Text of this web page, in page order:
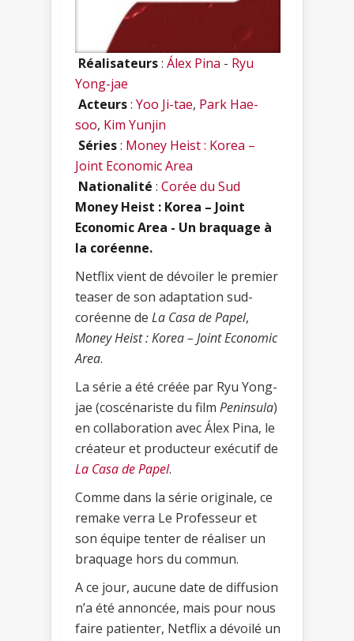
Réalisateurs: Álex Pina - Ryu
Yong-jae
Acteurs: Yoo Ji-tae, Park Hae-
soo, Kim Yunjin
Séries: Money Heist : Korea –
Joint Economic Area
Nationalité : Corée du Sud
Money Heist : Korea – Joint
Economic Area - Un braquage à
la coréenne.
Netflix vient de dévoiler le premier
teaser de son adaptation sud-
coréenne de La Casa de Papel,
Money Heist : Korea – Joint Economic
Area.
La série a été créée par Ryu Yong-
jae (coscénariste du film Peninsula)
en collaboration avec Álex Pina, le
créateur et producteur exécutif de
La Casa de Papel.
Comme dans la série originale, ce
remake verra Le Professeur et
son équipe tenter de réaliser un
braquage hors du commun.
A ce jour, aucune date de diffusion
n’a été annoncée, mais pour nous
faire patienter, Netflix a dévoilé un